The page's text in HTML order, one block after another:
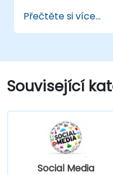
formáty
Identifikovat a
Optimalizovat
analýz a testů
Rozdělovat
Přečtěte si více...
Související
Social Media